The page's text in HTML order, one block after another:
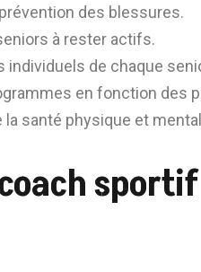
des blessures.
à rester actifs.
de chaque
en fonction des
santé physique et